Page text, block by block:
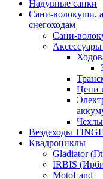
Надувные санки
Сани-волокуши,
снегоходам
Сани-
Цепи
Вездеходы
Квадроциклы
Gladiator
IRBIS
MotoLand